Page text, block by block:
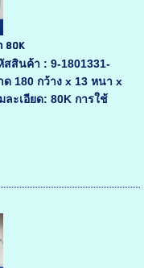
80K
สสินค้า : 9-1801331-
ด 180 กว้าง x 13 หนา x
ะเอียด: 80K การใช้